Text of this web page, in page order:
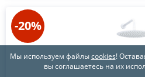
-20%
Мы используем файлыcookies!
вы соглашаетесь на их